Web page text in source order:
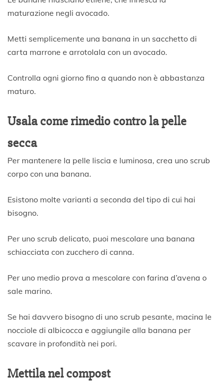
maturazione negli avocado.
Metti semplicemente una banana in un sacchetto di
carta marrone e arrotolala con un avocado.
Controlla ogni giorno fino a quando non è abbastanza
maturo.
Usala come rimedio contro la pelle
secca
Per mantenere la pelle liscia e luminosa, crea uno scrub
corpo con una banana.
Esistono molte varianti a seconda del tipo di cui hai
bisogno.
Per uno scrub delicato, puoi mescolare una banana
schiacciata con zucchero di canna.
Per uno medio prova a mescolare con farina d’avena o
sale marino.
Se hai davvero bisogno di uno scrub pesante, macina le
nocciole di albicocca e aggiungile alla banana per
scavare in profondità nei pori.
Mettila nel compost